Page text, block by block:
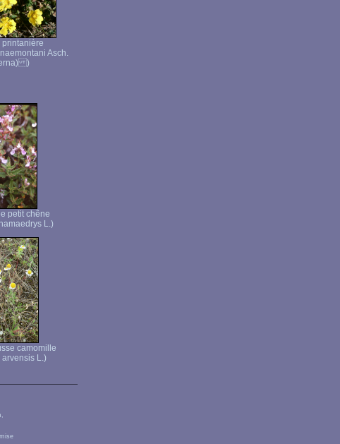
printanière
Asch.
)
petit chêne
L.)
camomille
L.)